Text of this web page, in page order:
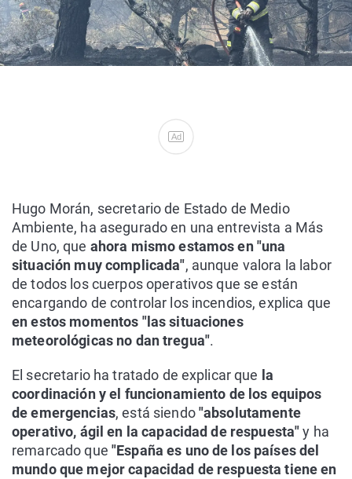
Ad
Hugo Morán, secretario de Estado de Medio
Ambiente, ha asegurado en una entrevista a Más
de Uno, que ahora mismo estamos en "una
situación muy complicada", aunque valora la labor
de todos los cuerpos operativos que se están
encargando de controlar los incendios, explica que
en estos momentos "las situaciones
meteorológicas no dan tregua".
El secretario ha tratado de explicar que la
coordinación y el funcionamiento de los equipos
de emergencias, está siendo"absolutamente
operativo, ágil en la capacidad de respuesta"y ha
remarcado que "España es uno de los países del
mundo que mejor capacidad de respuesta tiene en